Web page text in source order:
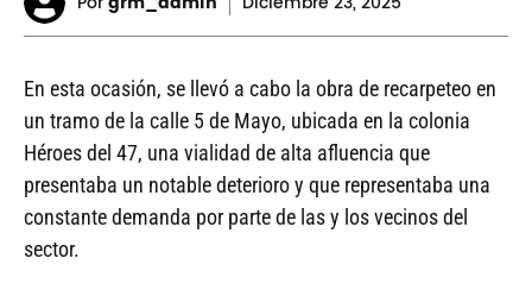
En esta ocasión, se llevó a cabo la obra de recarpeteo en
un tramo de la calle 5 de Mayo, ubicada en la colonia
Héroes del 47, una vialidad de alta afluencia que
presentaba un notable deterioro y que representaba una
constante demanda por parte de las y los vecinos del
sector.